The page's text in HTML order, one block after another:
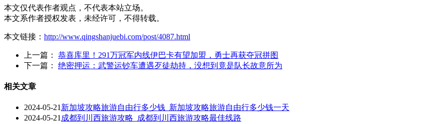
本文仅代表作者观点，不代表本站立场。
本文系作者授权发表，未经许可，不得转载。
本文链接： http://www.qingshanjuebi.com/post/4087.html
上一篇： 恭喜库里！291万冠军内线伊巴卡有望加盟，勇士再获夺冠拼图
下一篇： 绝密押运：武警运钞车遭遇歹徒劫持，没想到竟是队长故意所为
相关文章
2024-05-21 新加坡攻略旅游自由行多少钱_新加坡攻略旅游自由行多少钱一天
2024-05-21 成都到川西旅游攻略_成都到川西旅游攻略最佳线路